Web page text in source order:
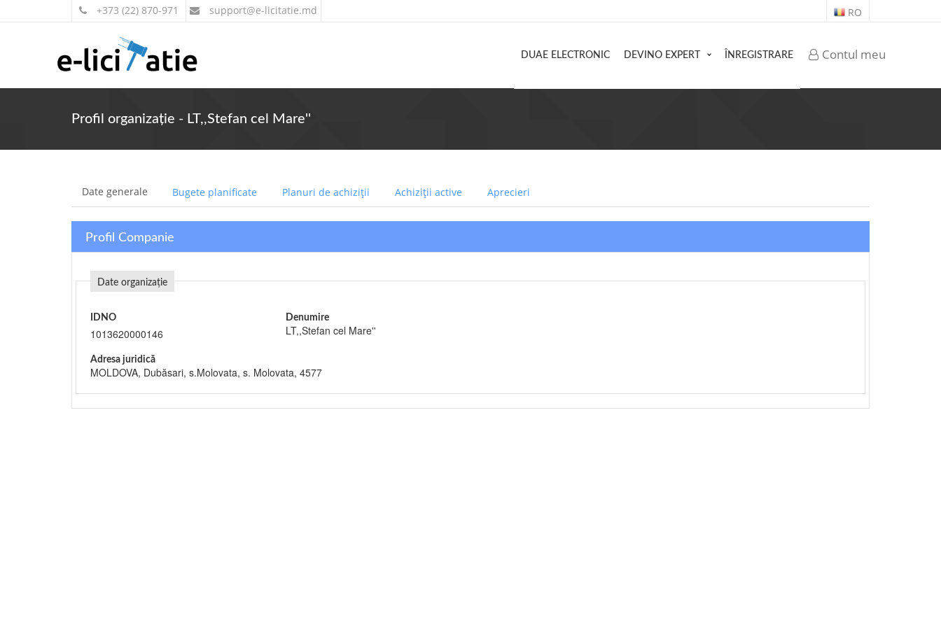
+373 (22) 870-971 support@e-licitatie.md RO
Contul meu
DUAE ELECTRONIC DEVINO EXPERT ÎNREGISTRARE
Profil organizație - LT,,Stefan cel Mare''
Date generale Bugete planificate Planuri de achiziții Achiziții active Aprecieri
Profil Companie
Date organizație
IDNO
1013620000146
Denumire
LT,,Stefan cel Mare''
Adresa juridică
MOLDOVA, Dubăsari, s.Molovata, s. Molovata, 4577